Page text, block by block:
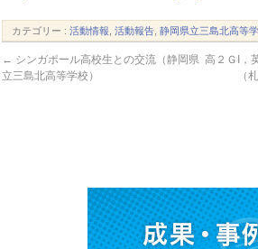
カテゴリー :活動情報 ,活動報告 ,静岡県立三島北高等
← シンガポール高校生との交流（静岡県
立三島北高等学校）
高２ＧI，
（